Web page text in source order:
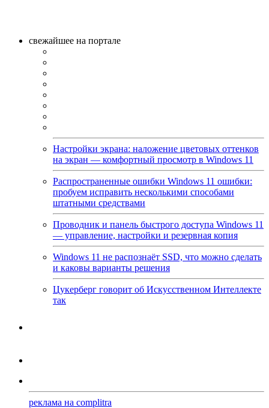
свежайшее на портале
Настройки экрана: наложение цветовых оттенков
на экран — комфортный просмотр в Windows 11
Распространенные ошибки Windows 11 ошибки:
пробуем исправить несколькими способами
штатными средствами
Проводник и панель быстрого доступа Windows 11
— управление, настройки и резервная копия
Windows 11 не распознаёт SSD, что можно сделать
и каковы варианты решения
Цукерберг говорит об Искусственном Интеллекте
так
реклама на complitra